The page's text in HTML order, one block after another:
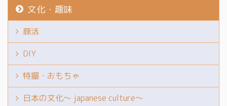
文化・趣味
豚活
DIY
特撮・おもちゃ
日本の文化～ japanese culture～